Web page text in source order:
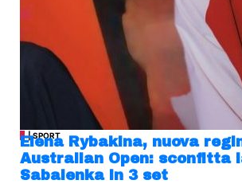
| SPORT
Elena Rybakina, nuova
Australian Open: sconfitta
Sabalenka in 3 set